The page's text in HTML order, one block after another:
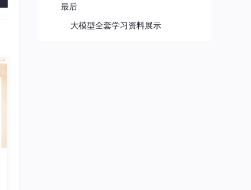
最后
大模型全套学习资料展示